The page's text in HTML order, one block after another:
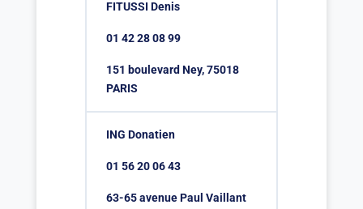
FITUSSI Denis
01 42 28 08 99
151 boulevard Ney, 75018
PARIS
ING Donatien
01 56 20 06 43
63-65 avenue Paul Vaillant